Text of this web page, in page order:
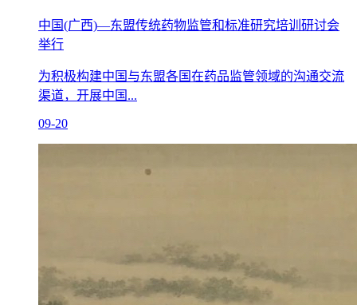
中国(广西)—东盟传统药物监管和标准研究培训研讨会
举行
为积极构建中国与东盟各国在药品监管领域的沟通交流
渠道，开展中国...
09-20